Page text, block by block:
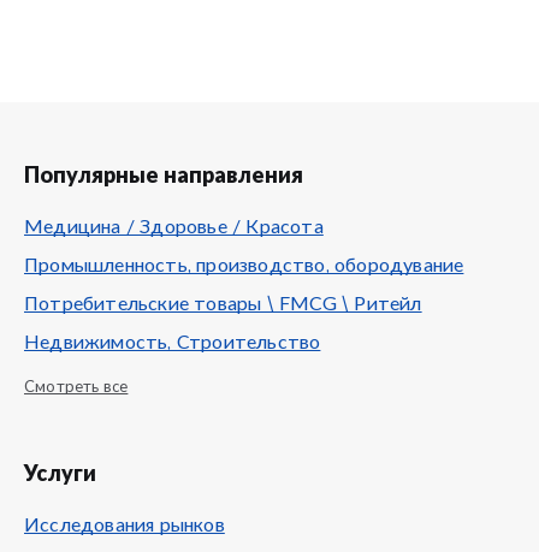
Популярные направления
Медицина / Здоровье / Красота
Промышленность, производство, обородувание
Потребительские товары \ FMCG \ Ритейл
Недвижимость, Строительство
Смотреть все
Услуги
Исследования рынков